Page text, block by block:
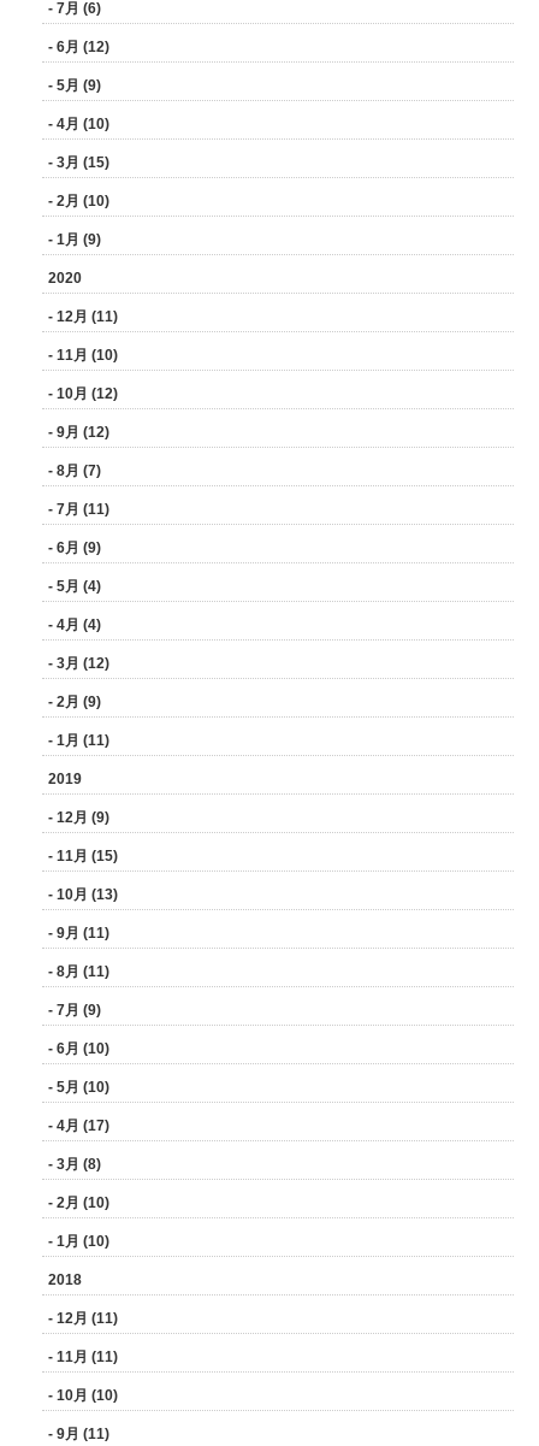
- 7月 (6)
- 6月 (12)
- 5月 (9)
- 4月 (10)
- 3月 (15)
- 2月 (10)
- 1月 (9)
2020
- 12月 (11)
- 11月 (10)
- 10月 (12)
- 9月 (12)
- 8月 (7)
- 7月 (11)
- 6月 (9)
- 5月 (4)
- 4月 (4)
- 3月 (12)
- 2月 (9)
- 1月 (11)
2019
- 12月 (9)
- 11月 (15)
- 10月 (13)
- 9月 (11)
- 8月 (11)
- 7月 (9)
- 6月 (10)
- 5月 (10)
- 4月 (17)
- 3月 (8)
- 2月 (10)
- 1月 (10)
2018
- 12月 (11)
- 11月 (11)
- 10月 (10)
- 9月 (11)